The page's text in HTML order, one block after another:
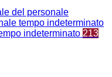
del personale
tempo indeterminato
indeterminato 213